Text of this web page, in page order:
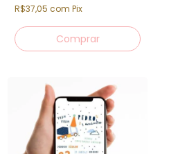
R$37,05 com Pix